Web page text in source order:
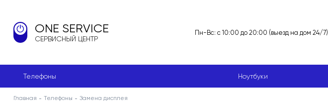
ONE SERVICE
СЕРВИСНЫЙ ЦЕНТР
Пн-Вс: с 10:00 до 20:00 (выезд на дом 24/7)
Телефоны Ноутбуки
Главная Телефоны Замена дисплея